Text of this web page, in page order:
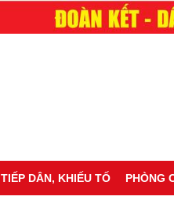
TIẾP DÂN, KHIẾU TỐ PHÒNG